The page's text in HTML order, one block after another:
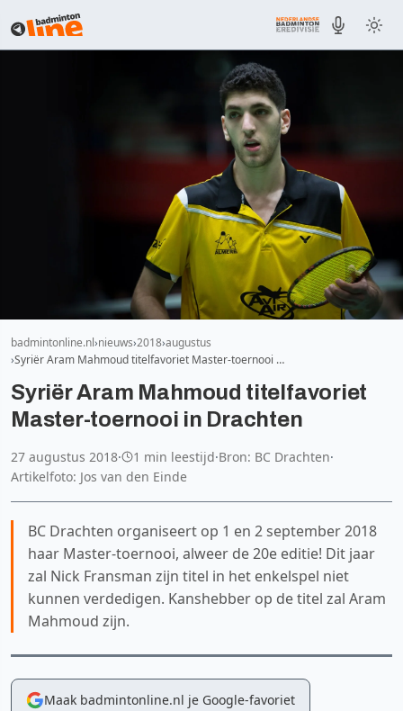
badmintonline.nl nieuws 2018 augustus
Syriër Aram Mahmoud titelfavoriet Master-toernooi …
Syriër Aram Mahmoud titelfavoriet
Master-toernooi in Drachten
27 augustus 2018· 1 min leestijd·Bron: BC Drachten·
Artikelfoto: Jos van den Einde
BC Drachten organiseert op 1 en 2 september 2018
haar Master-toernooi, alweer de 20e editie! Dit jaar
zal Nick Fransman zijn titel in het enkelspel niet
kunnen verdedigen. Kanshebber op de titel zal Aram
Mahmoud zijn.
Maak badmintonline.nl je Google-favoriet